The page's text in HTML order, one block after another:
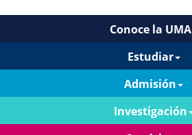
Conoce la UMA
Estudiar
Admisión
Investigación